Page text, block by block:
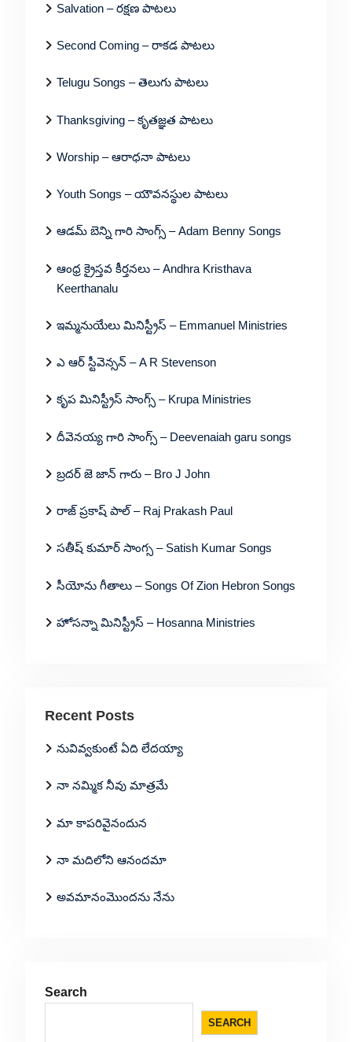
Salvation – రక్షణ పాటలు
Second Coming – రాకడ పాటలు
Telugu Songs – తెలుగు పాటలు
Thanksgiving – కృతజ్ఞత పాటలు
Worship – ఆరాధనా పాటలు
Youth Songs – యౌవనస్థుల పాటలు
ఆడమ్ బెన్ని గారి సాంగ్స్ – Adam Benny Songs
ఆంధ్ర క్రైస్తవ కీర్తనలు – Andhra Kristhava
Keerthanalu
ఇమ్మనుయేలు మినిస్ట్రీస్ – Emmanuel Ministries
ఎ ఆర్ స్టీవెన్సన్ – A R Stevenson
కృప మినిస్ట్రీస్ సాంగ్స్ – Krupa Ministries
దీవెనయ్య గారి సాంగ్స్ – Deevenaiah garu songs
బ్రదర్ జె జాన్ గారు – Bro J John
రాజ్ ప్రకాష్ పాల్ – Raj Prakash Paul
సతీష్ కుమార్ సాంగ్స – Satish Kumar Songs
సీయోను గీతాలు – Songs Of Zion Hebron Songs
హోసన్నా మినిస్ట్రీస్ – Hosanna Ministries
Recent Posts
నువివ్వకుంటే ఏది లేదయ్యా
నా నమ్మిక నీవు మాత్రమే
మా కాపరివైనందున
నా మదిలోని ఆనందమా
అవమానంమొందను నేను
Search
SEARCH